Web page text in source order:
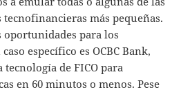
tecnofinancieras más pequeñas.
oportunidades para los
específico es OCBC Bank,
tecnología de FICO para
en 60 minutos o menos. Pese